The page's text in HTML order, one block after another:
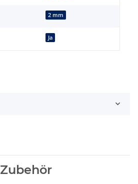
2 mm
Ja
Zubehör